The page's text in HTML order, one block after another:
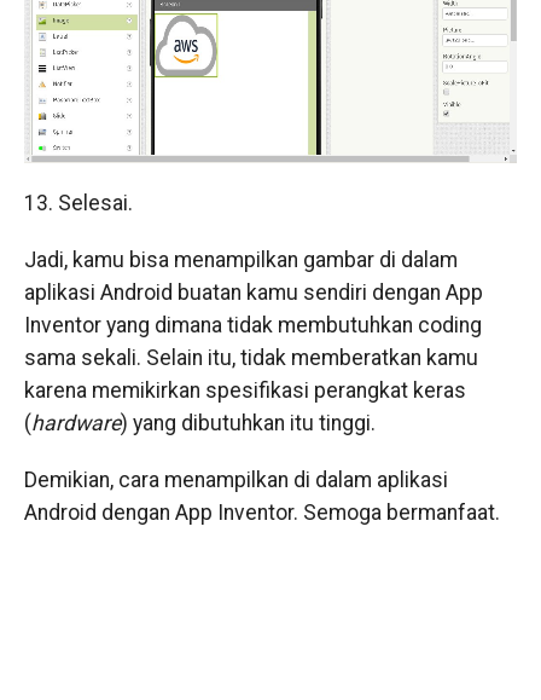
13. Selesai.
Jadi, kamu bisa menampilkan gambar di dalam
aplikasi Android buatan kamu sendiri dengan App
Inventor yang dimana tidak membutuhkan coding
sama sekali. Selain itu, tidak memberatkan kamu
karena memikirkan spesifikasi perangkat keras
(hardware) yang dibutuhkan itu tinggi.
Demikian, cara menampilkan di dalam aplikasi
Android dengan App Inventor. Semoga bermanfaat.